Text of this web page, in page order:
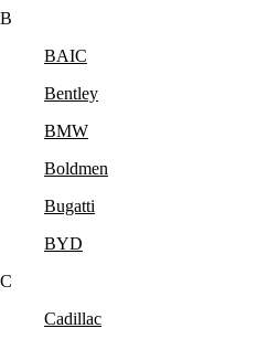
B
BAIC
Bentley
BMW
Boldmen
Bugatti
BYD
C
Cadillac